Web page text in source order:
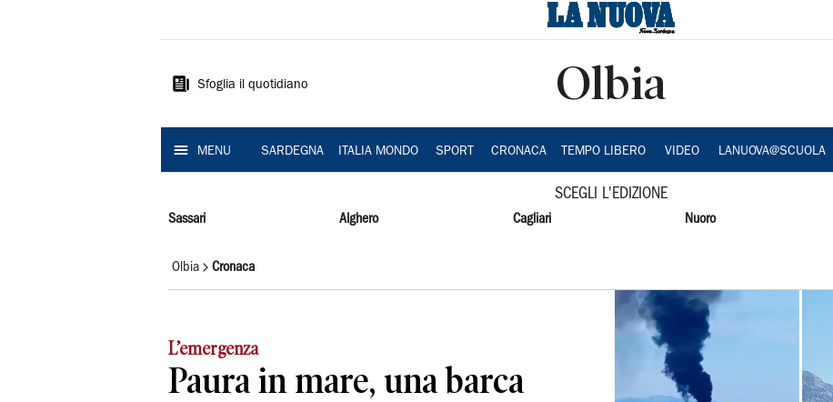
Sardegna
Sfoglia il quotidiano Olbia
MENU SARDEGNA ITALIA MONDO SPORT CRONACA TEMPO LIBERO VIDEO LANUOVA@SCUOLA
SCEGLI L'EDIZIONE
Sassari Alghero Cagliari Nuoro
Olbia Cronaca
L’emergenza
Paura in mare, una barca